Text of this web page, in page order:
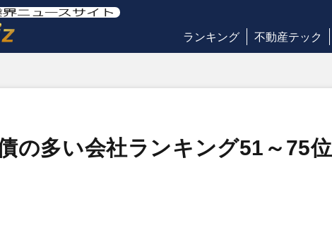
ランキング 不動産テック
の多い会社ランキング51～75位